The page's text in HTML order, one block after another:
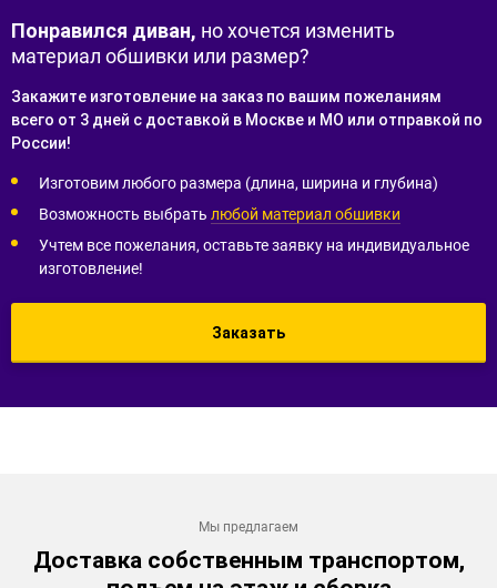
Понравился диван, но хочется изменить
материал обшивки или размер?
Закажите изготовление на заказ по вашим пожеланиям
всего от 3 дней с доставкой в Москве и МО или отправкой по
России!
Изготовим любого размера (длина, ширина и глубина)
Возможность выбрать любой материал обшивки
Учтем все пожелания, оставьте заявку на индивидуальное
изготовление!
Заказать
Мы предлагаем
Доставка собственным транспортом,